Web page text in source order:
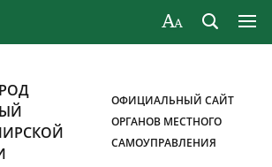
ОФИЦИАЛЬНЫЙ САЙТ
ОРГАНОВ МЕСТНОГО
САМОУПРАВЛЕНИЯ